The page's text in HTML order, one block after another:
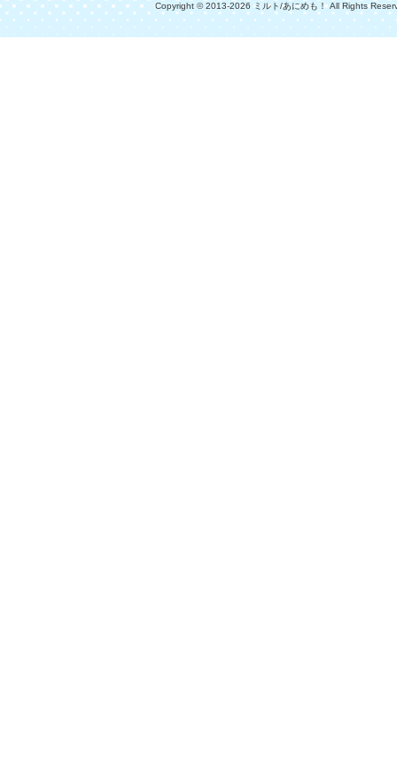
Copyright © 2013-2026 ミルト/あにめも！ All Rights